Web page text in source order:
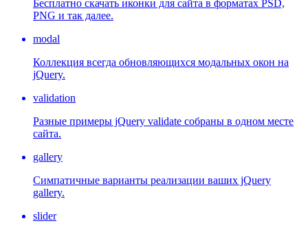
Бесплатно скачать иконки для сайта в форматах PSD,
PNG и так далее.
modal
Коллекция всегда обновляющихся модальных окон на
jQuery.
validation
Разные примеры jQuery validate собраны в одном месте
сайта.
gallery
Симпатичные варианты реализации ваших jQuery
gallery.
slider